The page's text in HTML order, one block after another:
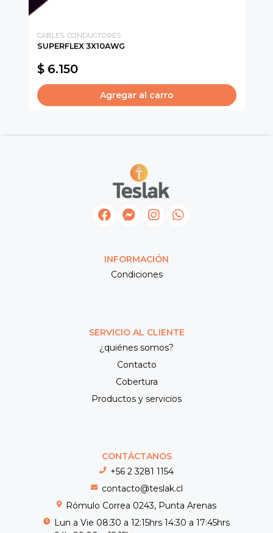
CABLES. CONDUCTORES
SUPERFLEX 3X10AWG
$ 6.150
Agregar al carro
INFORMACIÓN
Condiciones
SERVICIO AL CLIENTE
¿quiénes somos?
Contacto
Cobertura
Productos y servicios
CONTÁCTANOS
+56 2 3281 1154
contacto@teslak.cl
Rómulo Correa 0243, Punta Arenas
Lun a Vie 08:30 a 12:15hrs 14:30 a 17:45hrs